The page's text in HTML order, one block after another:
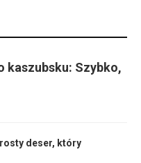
kaszubsku: Szybko,
deser, który